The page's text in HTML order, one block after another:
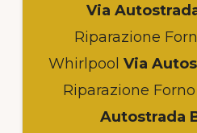
Via
Riparazione
Whirlpool Via
Riparazione
Autostrada